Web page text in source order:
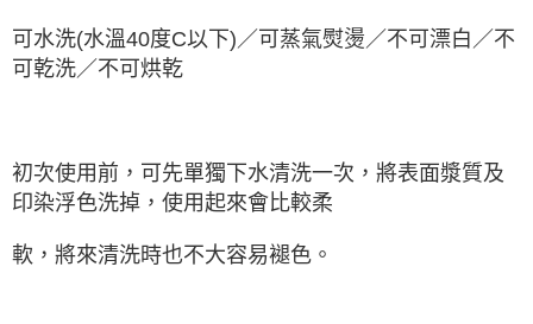
可水洗(水溫40度C以下)／可蒸氣熨燙／不可漂白／不
可乾洗／不可烘乾
初次使用前，可先單獨下水清洗一次，將表面漿質及
印染浮色洗掉，使用起來會比較柔
軟，將來清洗時也不大容易褪色。